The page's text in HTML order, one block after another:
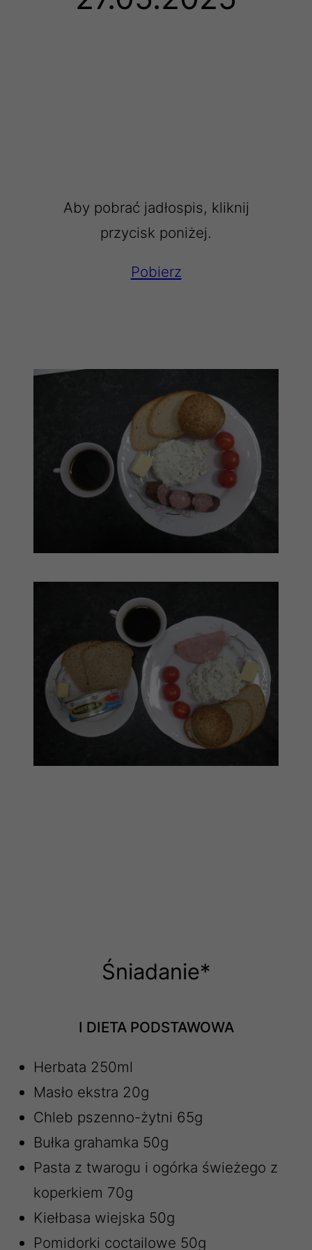
Aby pobrać jadłospis, kliknij
przycisk poniżej.
Pobierz
Śniadanie*
I DIETA PODSTAWOWA
Herbata 250ml
Masło ekstra 20g
Chleb pszenno-żytni 65g
Bułka grahamka 50g
Pasta z twarogu i ogórka świeżego z
koperkiem 70g
Kiełbasa wiejska 50g
Pomidorki coctailowe 50g